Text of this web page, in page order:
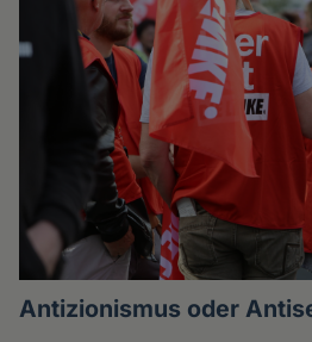
Antizionismus oder